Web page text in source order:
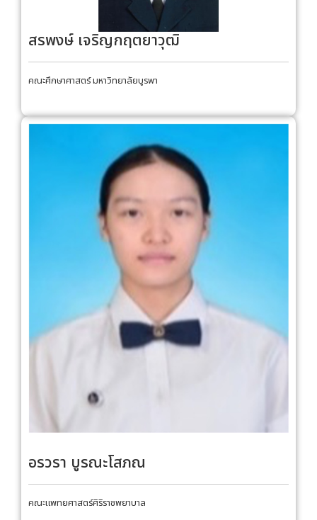
สรพงษ์ เจริญกฤตยาวุฒิ
คณะศึกษาศาสตร์ มหาวิทยาลัยบูรพา
อรวรา บูรณะโสภณ
คณะแพทยศาสตร์ศิริราชพยาบาล